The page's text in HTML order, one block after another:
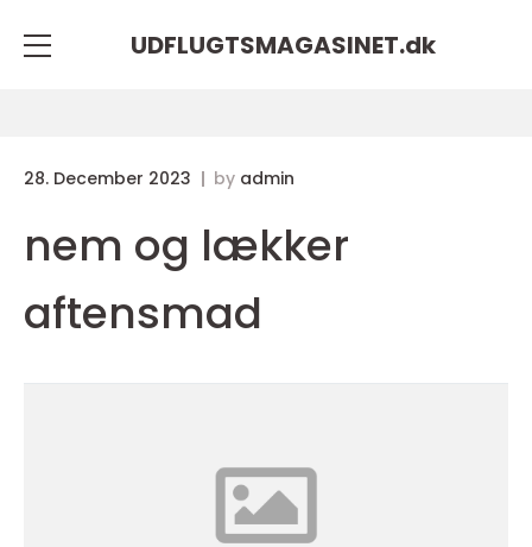
UDFLUGTSMAGASINET.dk
28. December 2023 by admin
nem og lækker
aftensmad